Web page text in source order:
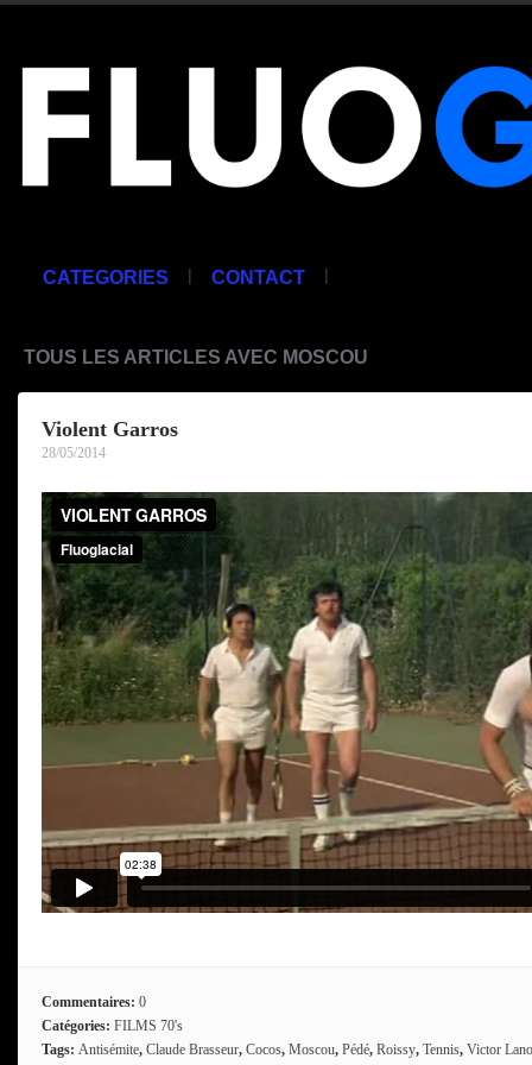
CATEGORIES | CONTACT |
TOUS LES ARTICLES AVEC MOSCOU
Violent Garros
28/05/2014
Commentaires: 0
Catégories: FILMS 70's
Tags: Antisémite, Claude Brasseur, Cocos, Moscou, Pédé, Roissy, Tennis, Victor